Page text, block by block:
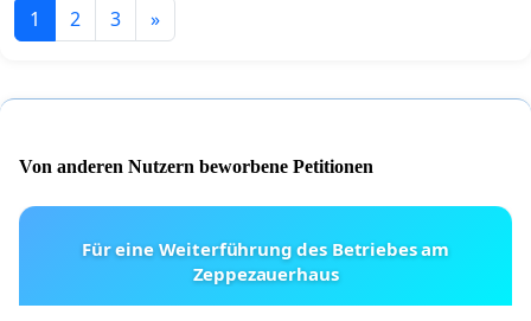
1 2 3 »
Von anderen Nutzern beworbene Petitionen
Für eine Weiterführung des Betriebes am
Zeppezauerhaus